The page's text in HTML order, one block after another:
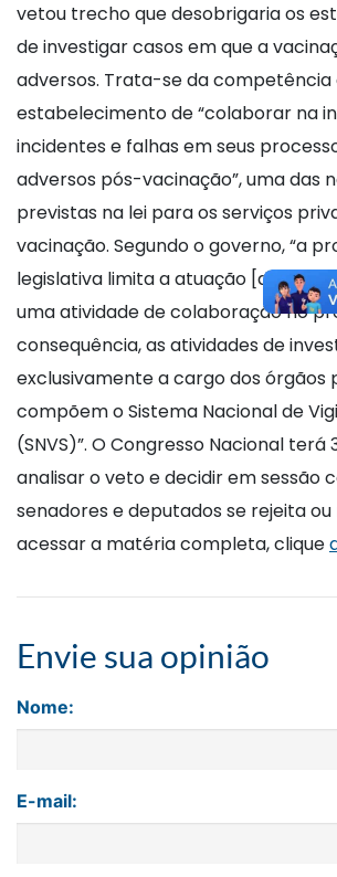
vetou trecho que desobrigaria os
de investigar casos em que a
adversos. Trata-se da competência
estabelecimento de “colaborar na
incidentes e falhas em seus
adversos pós-vacinação”, uma das
previstas na lei para os serviços
vacinação. Segundo o governo, “a
legislativa limita a atuação [dos
uma atividade de colaboração no
consequência, as atividades de
exclusivamente a cargo dos órgãos
compõem o Sistema Nacional de
(SNVS)”. O Congresso Nacional terá
analisar o veto e decidir em sessão
senadores e deputados se rejeita
acessar a matéria completa, clique
Envie sua opinião
Nome:
E-mail: